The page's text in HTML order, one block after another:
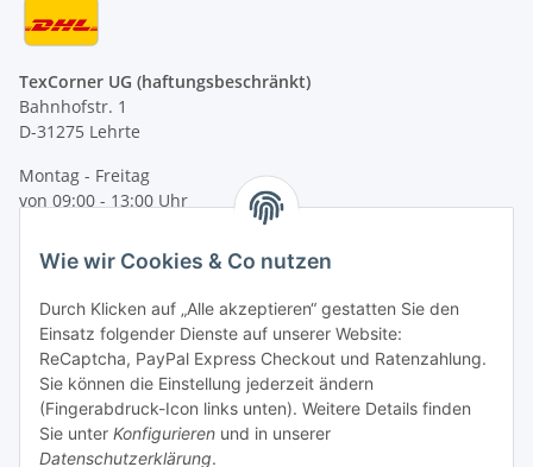
TexCorner UG (haftungsbeschränkt)
Bahnhofstr. 1
D-31275 Lehrte
Montag - Freitag
von 09:00 - 13:00 Uhr
Tel: +49 (0) 5132 8230689
E-Mail:mail@texcorner.de
Wie wir Cookies & Co nutzen
Durch Klicken auf „Alle akzeptieren“ gestatten Sie den
Einsatz folgender Dienste auf unserer Website:
ReCaptcha, PayPal Express Checkout und Ratenzahlung.
Sie können die Einstellung jederzeit ändern
(Fingerabdruck-Icon links unten). Weitere Details finden
Sie unter Konfigurieren und in unserer
Datenschutzerklärung.